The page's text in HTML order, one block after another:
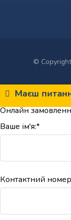
©
Маєш
Онлайн
Ваше ім'я:*
Контактний